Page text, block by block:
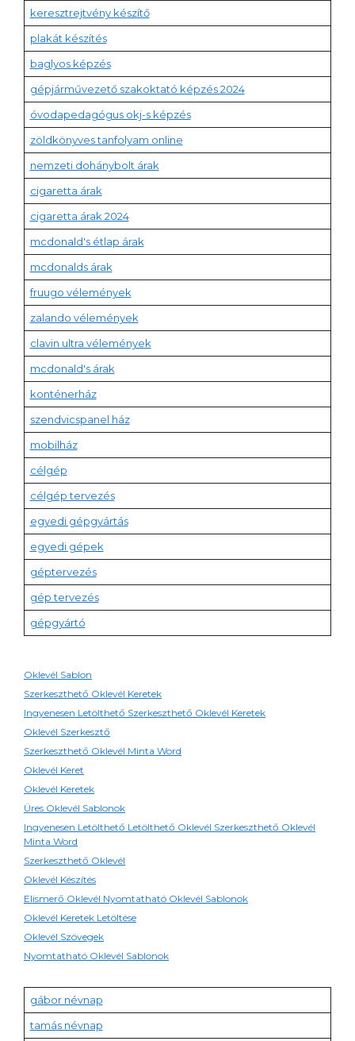
keresztrejtvény készítő
plakát készítés
baglyos képzés
gépjárművezető szakoktató képzés 2024
óvodapedagógus okj-s képzés
zöldkönyves tanfolyam online
nemzeti dohánybolt árak
cigaretta árak
cigaretta árak 2024
mcdonald's étlap árak
mcdonalds árak
fruugo vélemények
zalando vélemények
clavin ultra vélemények
mcdonald's árak
konténerház
szendvicspanel ház
mobilház
célgép
célgép tervezés
egyedi gépgyártás
egyedi gépek
géptervezés
gép tervezés
gépgyártó
Oklevél Sablon
Szerkeszthető Oklevél Keretek
Ingyenesen Letölthető Szerkeszthető Oklevél Keretek
Oklevél Szerkesztő
Szerkeszthető Oklevél Minta Word
Oklevél Keret
Oklevél Keretek
Üres Oklevél Sablonok
Ingyenesen Letölthető Letölthető Oklevél Szerkeszthető Oklevél
Minta Word
Szerkeszthető Oklevél
Oklevél Készítés
Elismerő Oklevél Nyomtatható Oklevél Sablonok
Oklevél Keretek Letöltése
Oklevél Szövegek
Nyomtatható Oklevél Sablonok
gábor névnap
tamás névnap